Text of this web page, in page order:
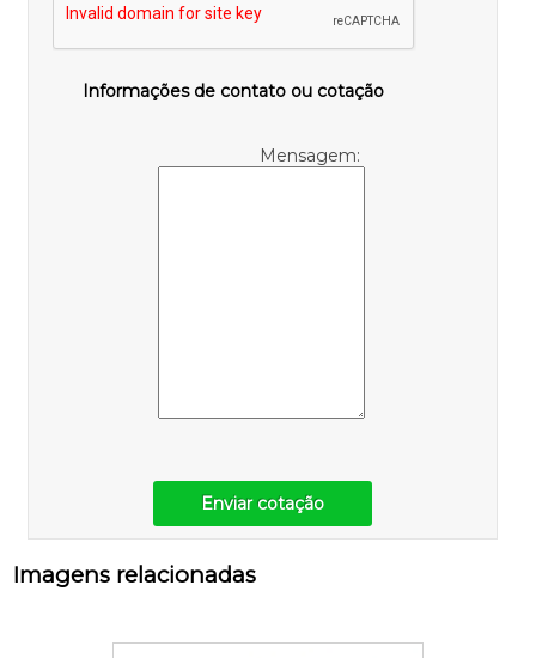
Informações de contato ou cotação
Mensagem:
Enviar cotação
Imagens relacionadas